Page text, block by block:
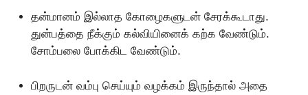
தன்மானம் இல்லாத கோழைகளுடன் சேரக்கூடாது.
துன்பத்தை நீக்கும் கல்வியினைக் கற்க வேண்டும்.
சோம்பலை போக்கிட வேண்டும்.
பிறருடன் வம்பு செய்யும் வழக்கம் இருந்தால் அதை